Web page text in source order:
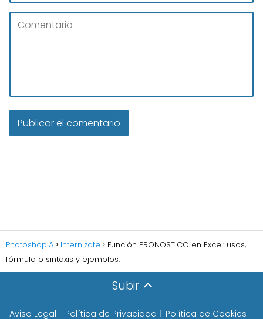
PhotoshopIA Internizate
Función PRONOSTICO en Excel: usos,
fórmula o sintaxis y ejemplos.
Subir
Aviso Legal Política de Privacidad Política de Cookies